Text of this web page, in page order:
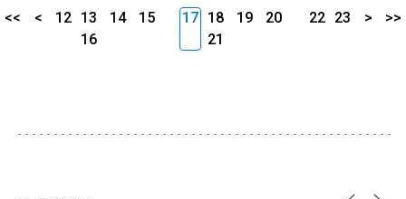
<< < 12 13 14
15
16
17 18 19
20
21
22 23 > >>